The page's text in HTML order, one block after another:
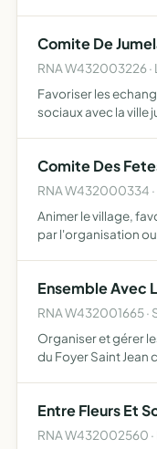
Comite De
RNA W432003226 ·
Favoriser les
sociaux avec la ville
Comite Des
RNA W432000334 ·
Animer le village,
par l'organisation
Ensemble Avec
RNA W432001665 ·
Organiser et gérer
du Foyer Saint Jean
Entre Fleurs Et
RNA W432002560 ·